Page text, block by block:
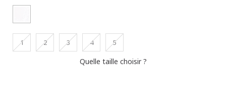
1 2 3 4 5
Quelle taille choisir ?